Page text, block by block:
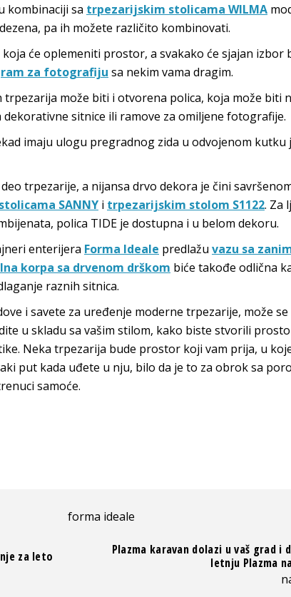
kombinaciji sa trpezarijskim stolicama WILMA
pa ih možete različito kombinovati.
će oplemeniti prostor, a svakako će sjajan izbor
ram za fotografiju sa nekim vama dragim.
može biti i otvorena polica, koja može biti
sitnice ili ramove za omiljene fotografije.
imaju ulogu pregradnog zida u odvojenom kutku
trpezarije, a nijansa drvo dekora je čini
SANNY i trpezarijskim stolom S1122. Za
polica TIDE je dostupna i u belom dekoru.
enterijera Forma Ideale predlažu vazu sa
korpa sa drvenom drškom biće takođe odlična
raznih sitnica.
i savete za uređenje moderne trpezarije, može
u skladu sa vašim stilom, kako biste stvorili
Neka trpezarija bude prostor koji vam prija, u
put kada uđete u nju, bilo da je to za obrok sa
samoće.
forma ideale
za leto
Plazma karavan dolazi u vaš grad i
letnju Plazma